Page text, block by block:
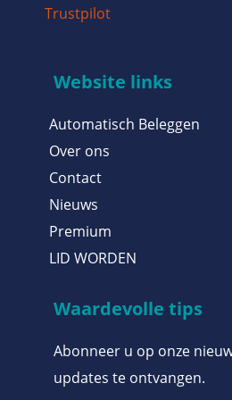
Trustpilot
Website links
Automatisch Beleggen
Over ons
Contact
Nieuws
Premium
LID WORDEN
Waardevolle tips
Abonneer u op onze
updates te ontvangen.